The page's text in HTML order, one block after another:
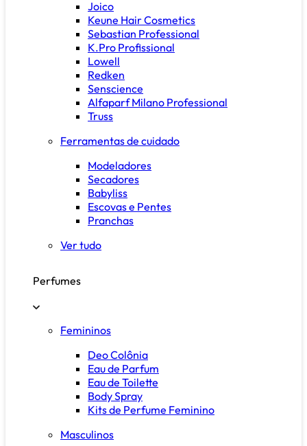
Joico
Keune Hair Cosmetics
Sebastian Professional
K.Pro Profissional
Lowell
Redken
Senscience
Alfaparf Milano Professional
Truss
Ferramentas de cuidado
Modeladores
Secadores
Babyliss
Escovas e Pentes
Pranchas
Ver tudo
Perfumes
Femininos
Deo Colônia
Eau de Parfum
Eau de Toilette
Body Spray
Kits de Perfume Feminino
Masculinos